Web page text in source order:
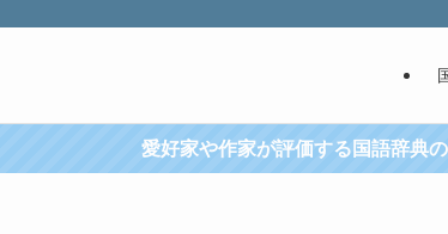
愛好家や作家が評価する国語辞典